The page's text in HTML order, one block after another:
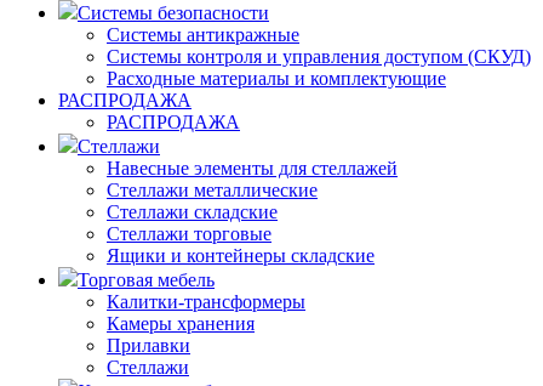
Системы безопасности
Системы антикражные
Системы контроля и управления доступом (СКУД)
Расходные материалы и комплектующие
РАСПРОДАЖА
РАСПРОДАЖА
Стеллажи
Навесные элементы для стеллажей
Стеллажи металлические
Стеллажи складские
Стеллажи торговые
Ящики и контейнеры складские
Торговая мебель
Калитки-трансформеры
Камеры хранения
Прилавки
Стеллажи